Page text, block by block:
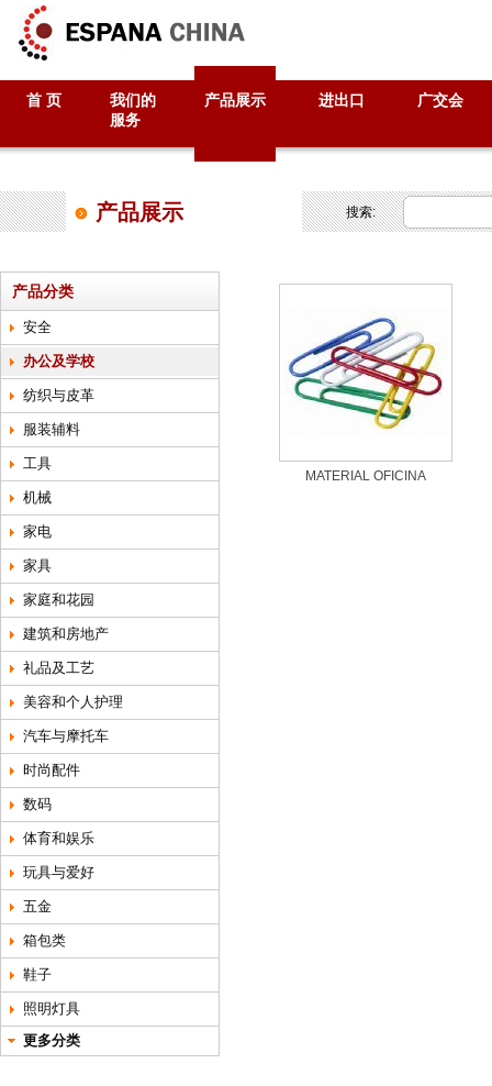
首 页
我们的
服务
产品展示 进出口 广交会
产品展示 搜索:
产品分类
安全
办公及学校
纺织与皮革
服装辅料
工具
机械
家电
家具
家庭和花园
建筑和房地产
礼品及工艺
美容和个人护理
汽车与摩托车
时尚配件
数码
体育和娱乐
玩具与爱好
五金
箱包类
鞋子
照明灯具
更多分类